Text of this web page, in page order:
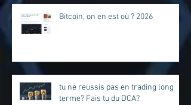
Bitcoin, on en est où ? 2026
tu ne reussis pas en trading long
terme? Fais tu du DCA?